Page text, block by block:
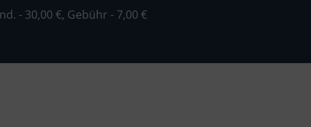
- 30,00 €, Gebühr - 7,00 €